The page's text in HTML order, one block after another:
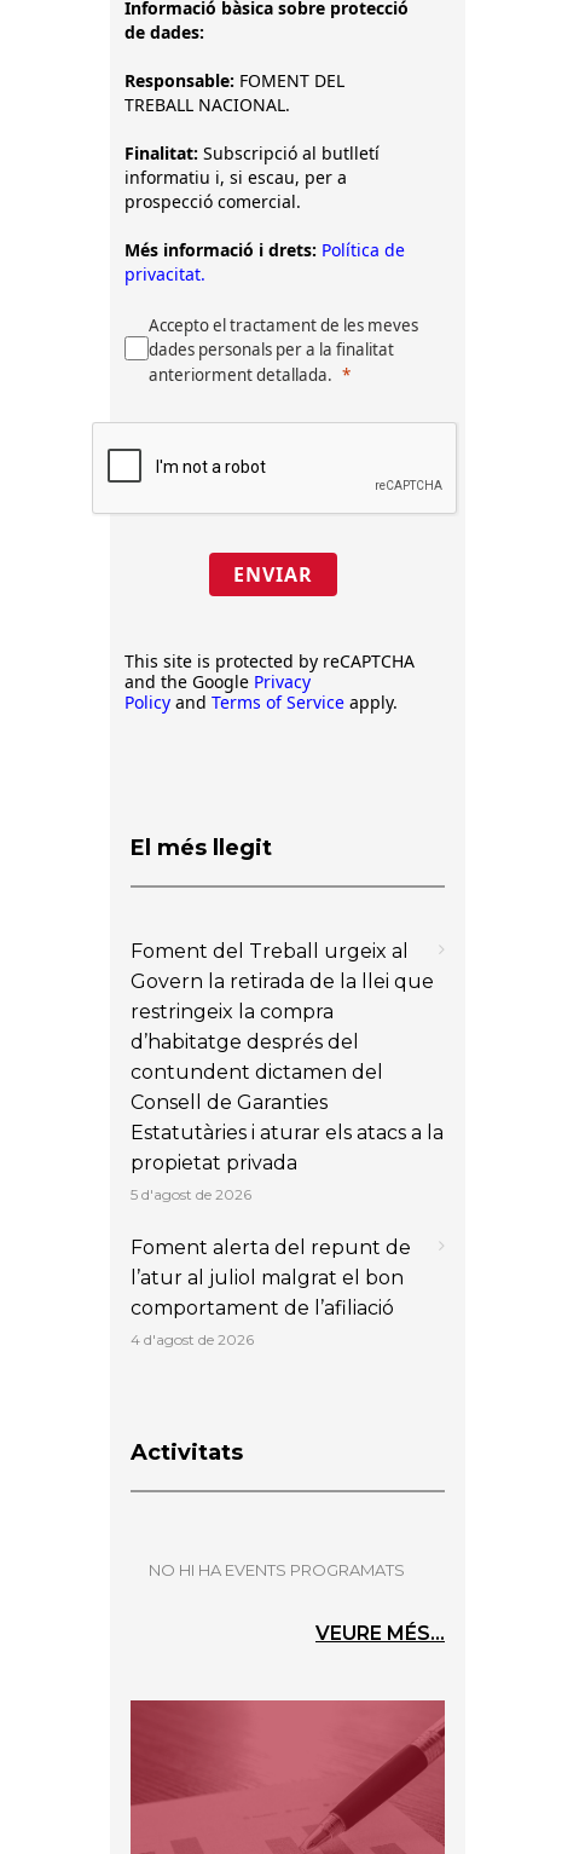
Informació bàsica sobre protecció
de dades:
Responsable: FOMENT DEL
TREBALL NACIONAL.
Finalitat: Subscripció al butlletí
informatiu i, si escau, per a
prospecció comercial.
Més informació i drets: Política de
privacitat.
Accepto el tractament de les meves
dades personals per a la finalitat
anteriorment detallada.
ENVIAR
This site is protected by reCAPTCHA
and the Google Privacy
Policy and Terms of Service apply.
El més llegit
Foment del Treball urgeix al
Govern la retirada de la llei que
restringeix la compra
d’habitatge després del
contundent dictamen del
Consell de Garanties
Estatutàries i aturar els atacs a la
propietat privada
5 d'agost de 2026
Foment alerta del repunt de
l’atur al juliol malgrat el bon
comportament de l’afiliació
4 d'agost de 2026
Activitats
NO HI HA EVENTS PROGRAMATS
VEURE MÉS...